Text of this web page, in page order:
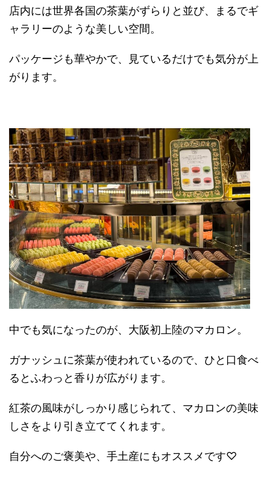
店内には世界各国の茶葉がずらりと並び、まるでギ
ャラリーのような美しい空間。
パッケージも華やかで、見ているだけでも気分が上
がります。
中でも気になったのが、大阪初上陸のマカロン。
ガナッシュに茶葉が使われているので、ひと口食べ
るとふわっと香りが広がります。
紅茶の風味がしっかり感じられて、マカロンの美味
しさをより引き立ててくれます。
自分へのご褒美や、手土産にもオススメです♡